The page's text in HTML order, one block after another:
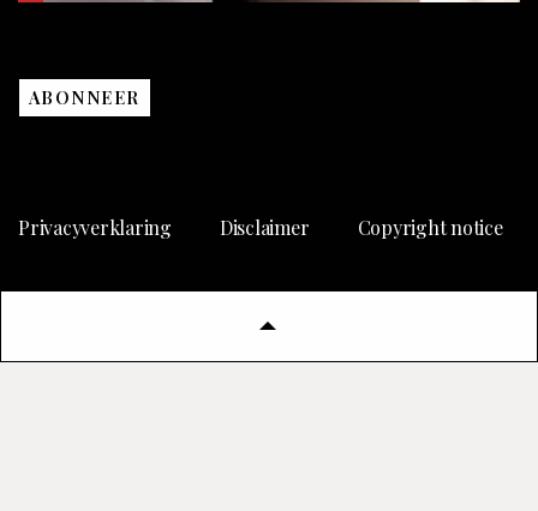
ABONNEER
Privacyverklaring Disclaimer Copyright notice